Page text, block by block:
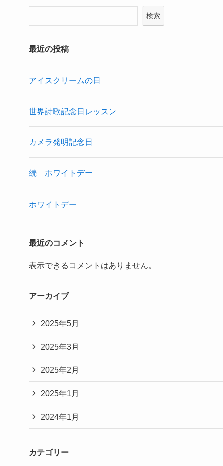
検索
最近の投稿
アイスクリームの日
世界詩歌記念日レッスン
カメラ発明記念日
続 ホワイトデー
ホワイトデー
最近のコメント
表示できるコメントはありません。
アーカイブ
2025年5月
2025年3月
2025年2月
2025年1月
2024年1月
カテゴリー